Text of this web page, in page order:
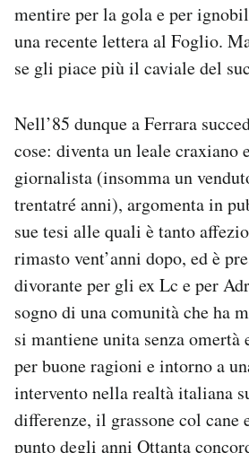
mentire per la gola e per
una recente lettera al Foglio.
se gli piace più il caviale del
Nell’85 dunque a Ferrara
cose: diventa un leale craxiano
giornalista (insomma un
trentatré anni), argomenta in
sue tesi alle quali è tanto
rimasto vent’anni dopo, ed è
divorante per gli ex Lc e per
sogno di una comunità che ha
si mantiene unita senza omertà
per buone ragioni e intorno a
intervento nella realtà italiana
differenze, il grassone col cane
punto degli anni Ottanta